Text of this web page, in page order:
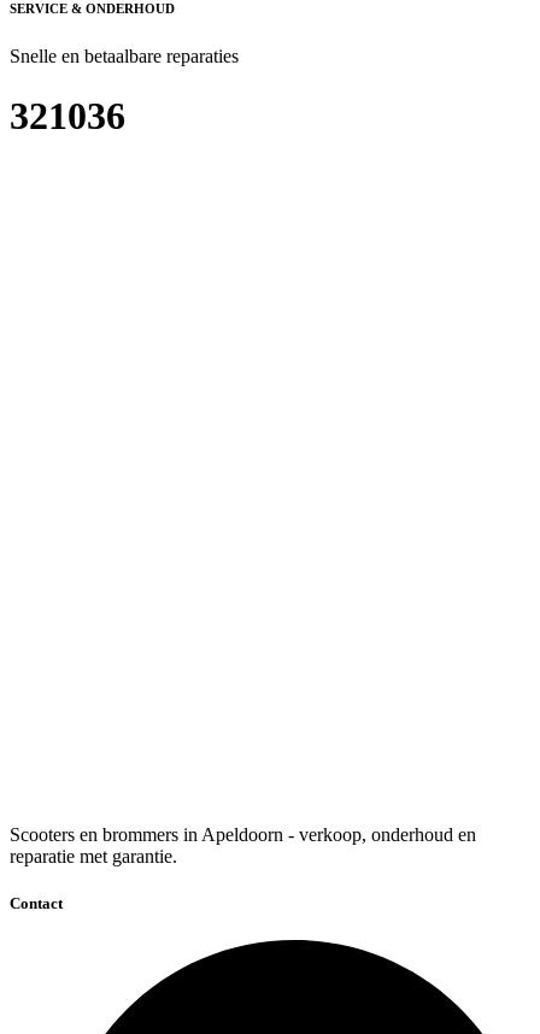
SERVICE & ONDERHOUD
Snelle en betaalbare reparaties
321036
Scooters en brommers in Apeldoorn - verkoop, onderhoud en
reparatie met garantie.
Contact